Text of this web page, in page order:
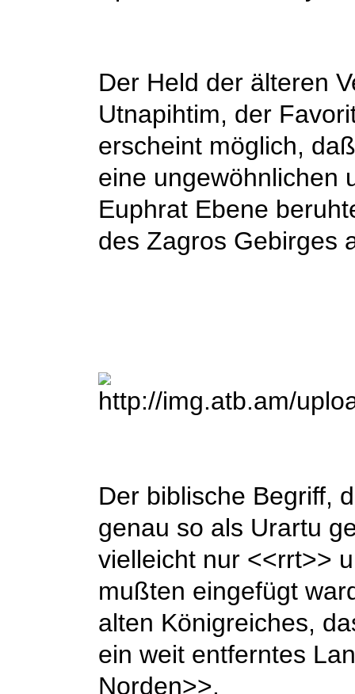
Der Held der älteren
Utnapihtim, der
erscheint möglich,
eine ungewöhnlichen
Euphrat Ebene
des Zagros Gebirges
Der biblische Begriff,
genau so als Urartu
vielleicht nur <<rrt>>
mußten eingefügt
alten Königreiches,
ein weit entferntes
Norden>>.